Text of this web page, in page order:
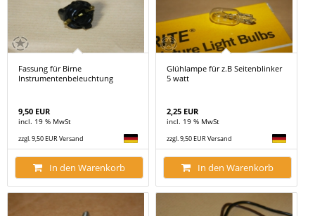
Fassung für Birne
Instrumentenbeleuchtung
9,50 EUR
incl. 19 % MwSt
zzgl. 9,50 EUR Versand
In den Warenkorb
Glühlampe für z.B Seitenblinker
5 watt
2,25 EUR
incl. 19 % MwSt
zzgl. 9,50 EUR Versand
In den Warenkorb